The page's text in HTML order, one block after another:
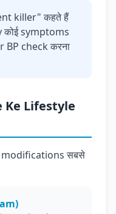
killer" कहते हैं
कोई symptoms
BP check करना
Ke Lifestyle
modifications सबसे